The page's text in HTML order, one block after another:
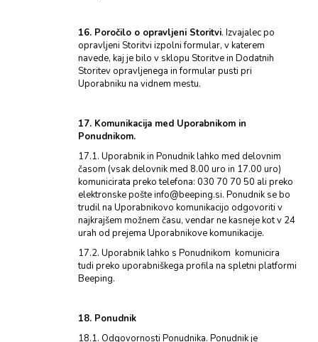
16. Poročilo o opravljeni Storitvi. Izvajalec po
opravljeni Storitvi izpolni formular, v katerem
navede, kaj je bilo v sklopu Storitve in Dodatnih
Storitev opravljenega in formular pusti pri
Uporabniku na vidnem mestu.
17. Komunikacija med Uporabnikom in
Ponudnikom.
17.1. Uporabnik in Ponudnik lahko med delovnim
časom (vsak delovnik med 8.00 uro in 17.00 uro)
komunicirata preko telefona: 030 70 70 50 ali preko
elektronske pošte info@beeping.si. Ponudnik se bo
trudil na Uporabnikovo komunikacijo odgovoriti v
najkrajšem možnem času, vendar ne kasneje kot v 24
urah od prejema Uporabnikove komunikacije.
17.2. Uporabnik lahko s Ponudnikom komunicira
tudi preko uporabniškega profila na spletni platformi
Beeping.
18. Ponudnik
18.1. Odgovornosti Ponudnika. Ponudnik je